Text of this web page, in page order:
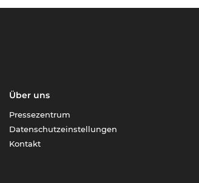
Über uns
Pressezentrum
Datenschutzeinstellungen
Kontakt